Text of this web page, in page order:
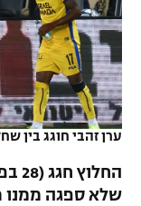
VOD
רץ ברשת
תוצאות
לוח שידורים
מכבי חיפה
בית"ר ירושלים
מכבי תל אביב
הפועל תל אביב
הפועל חיפה
ליגה איטלקית
ליגה צרפתית
ליגה הולנדית
ליגה טורקית
מכבי תל אביב
הפועל חולון
הפועל ירושלים
דני אבדיה
יורוקאפ
כדוריד
כדורעף
שחייה
ג'ודו
ערן זהבי חוגג בין
שלא ספגה ממנו